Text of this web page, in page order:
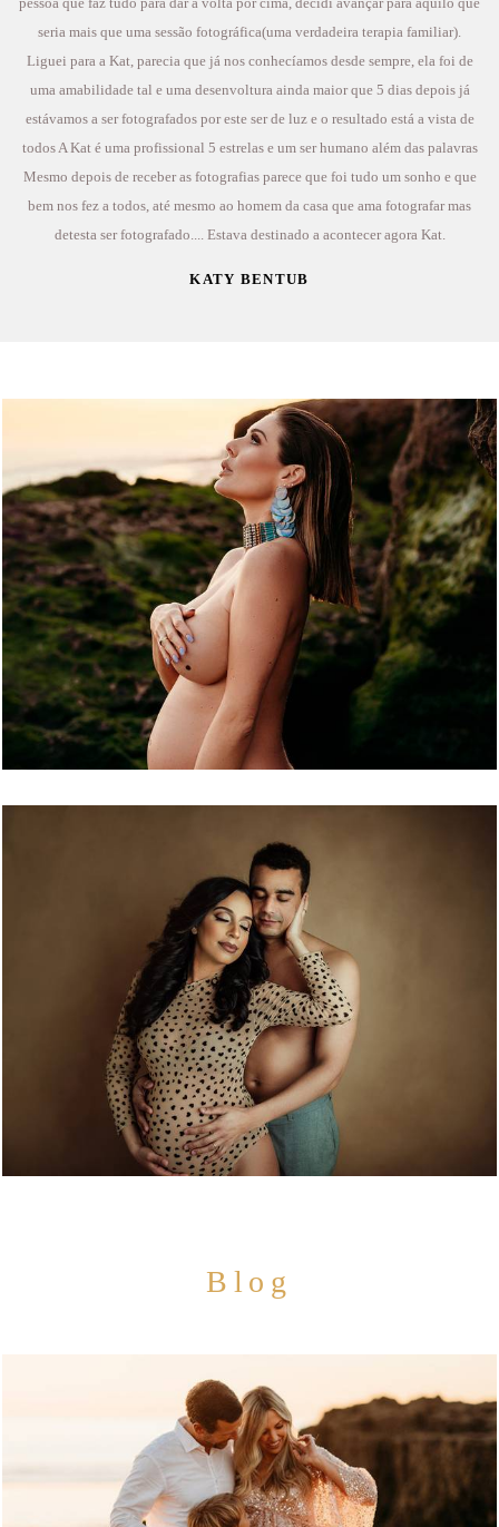
seria mais que uma sessão fotográfica(uma verdadeira terapia familiar).
Liguei para a Kat, parecia que já nos conhecíamos desde sempre, ela foi de
uma amabilidade tal e uma desenvoltura ainda maior que 5 dias depois já
estávamos a ser fotografados por este ser de luz e o resultado está a vista de
todos A Kat é uma profissional 5 estrelas e um ser humano além das palavras
Mesmo depois de receber as fotografias parece que foi tudo um sonho e que
bem nos fez a todos, até mesmo ao homem da casa que ama fotografar mas
detesta ser fotografado.... Estava destinado a acontecer agora Kat.
KATY BENTUB
5622 18
5213 15
Blog